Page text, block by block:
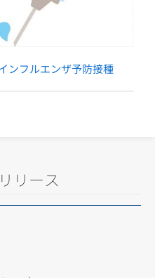
ンフルエンザ予防接種
リース